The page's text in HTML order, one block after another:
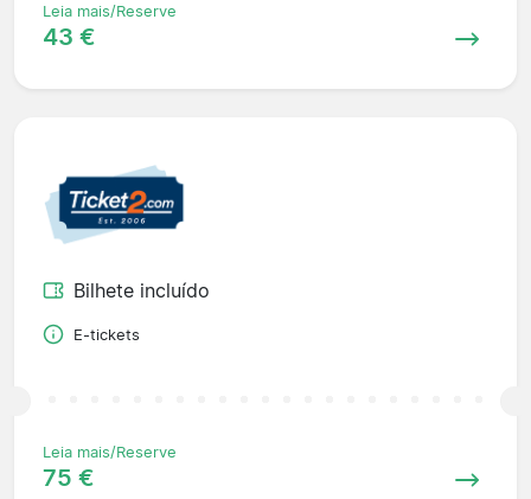
Leia mais/Reserve
43 €
Bilhete incluído
E-tickets
Leia mais/Reserve
75 €